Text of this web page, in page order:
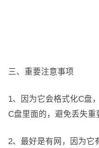
三、重要注意事项
1、因为它会格式化C盘
C盘里面的，避免丢失重
2、最好是有网，因为它